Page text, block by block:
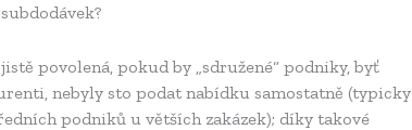
povolená, pokud by „sdružené“ podniky, byť
nebyly sto podat nabídku samostatně (typicky
podniků u větších zakázek); díky takové